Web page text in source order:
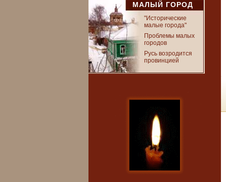
МАЛЫЙ ГОРОД
"Исторические
малые города"
Проблемы малых
городов
Русь возродится
провинцией